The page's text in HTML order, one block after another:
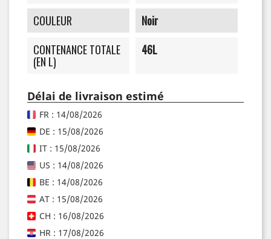
COULEUR
Noir
CONTENANCE TOTALE
(EN L)
46L
Délai de livraison estimé
FR : 14/08/2026
DE : 15/08/2026
IT : 15/08/2026
US : 14/08/2026
BE : 14/08/2026
AT : 15/08/2026
CH : 16/08/2026
HR : 17/08/2026